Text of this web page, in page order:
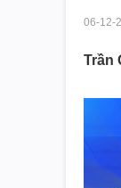
06-12-
Trần